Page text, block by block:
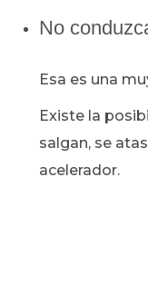
No
Esa es una
Existe la
salgan, se
acelerador.